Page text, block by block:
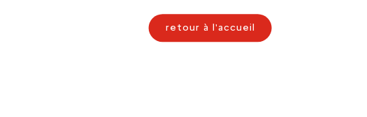
retour à l'accueil